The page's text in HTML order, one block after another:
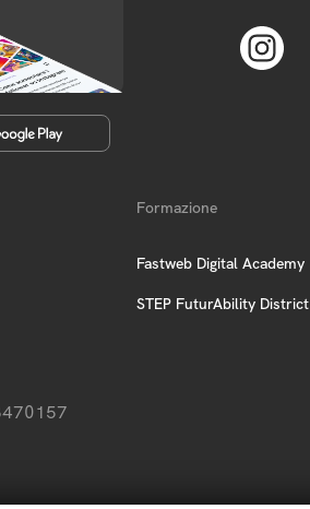
Formazione
Fastweb Digital Academy
STEP FuturAbility District